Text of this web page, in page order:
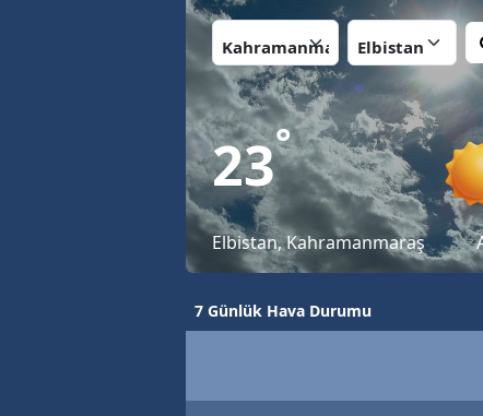
23°
Elbistan, Kahramanmaraş
7 Günlük Hava Durumu